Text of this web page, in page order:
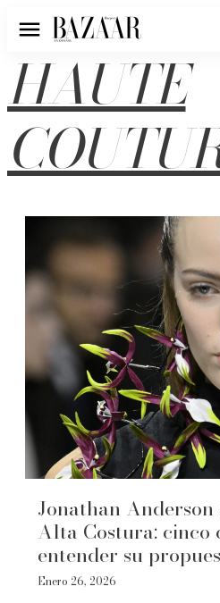
Menú
HAUTE
Jonathan Anderson
Alta Costura: cinco
entender su
Enero 26, 2026